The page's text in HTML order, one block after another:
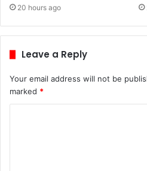
20 hours ago
Leave a Reply
Your email address will not be
marked *